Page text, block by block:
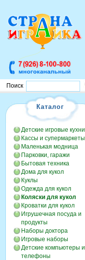
Поиск
Каталог
Детские игровые кухни
Кассы и супермаркеты
Маленькая модница
Парковки, гаражи
Бытовая техника
Дома для кукол
Куклы
Одежда для кукол
Коляски для кукол
Кроватки для кукол
Игрушечная посуда и
продукты
Наборы доктора
Игровые наборы
Детские компьютеры и
телефоны